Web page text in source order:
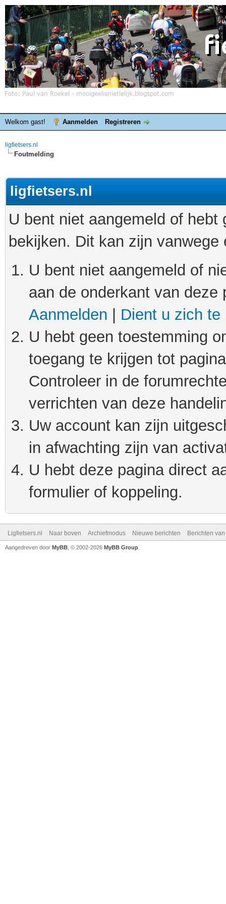
Welkom gast! Aanmelden Registreren
ligfietsers.nl
Foutmelding
ligfietsers.nl
U bent niet aangemeld of
bekijken. Dit kan zijn
U bent niet aangemeld of
aan de onderkant van
Aanmelden
Dient u zich te
U hebt geen toestemming
toegang te krijgen tot
Controleer in de
verrichten van deze
Uw account kan zijn
in afwachting zijn van
U hebt deze pagina direct
formulier of koppeling.
Ligfietsers.nl Naar boven Archiefmodus Nieuwe berichten Berichten
Aangedreven door MyBB , © 2002-2026 MyBB Group